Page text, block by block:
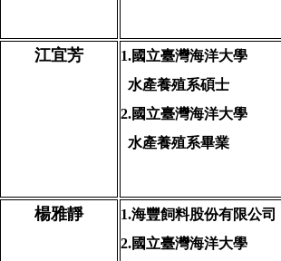
江宜芳 1.國立臺灣海洋大學
水產養殖系碩士
2.國立臺灣海洋大學
水產養殖系畢業
楊雅靜 1.海豐飼料股份有限公司
2.國立臺灣海洋大學